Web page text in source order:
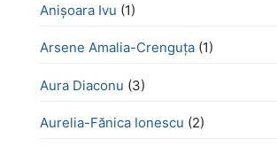
Anișoara Ivu (1)
Arsene Amalia-Crenguța (1)
Aura Diaconu (3)
Aurelia-Fănica Ionescu (2)